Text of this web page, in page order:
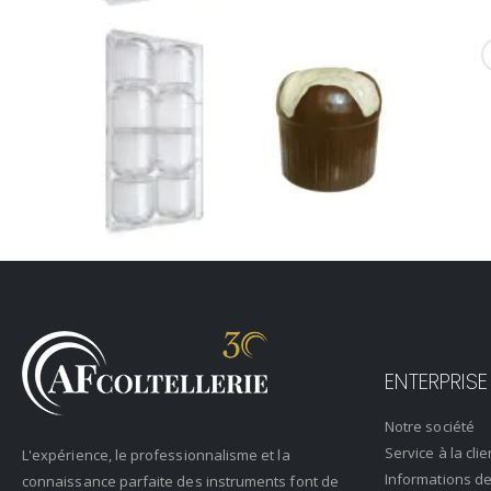
L'expérience, le professionnalisme et la
connaissance parfaite des instruments font de
ENTERPRISE
Notre société
Service à la
Informations